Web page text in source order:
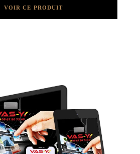
VOIR CE PRODUIT